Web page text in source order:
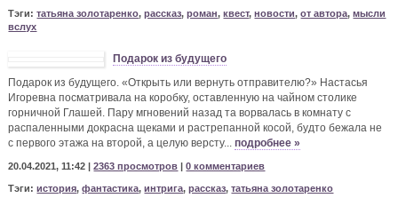
Тэги:татьяна золотаренко,рассказ,роман,квест,новости,от автора,мысли
вслух
Подарок из будущего
Подарок из будущего. «Открыть или вернуть отправителю?» Настасья
Игоревна посматривала на коробку, оставленную на чайном столике
горничной Глашей. Пару мгновений назад та ворвалась в комнату с
распаленными докрасна щеками и растрепанной косой, будто бежала не
с первого этажа на второй, а целую версту...подробнее »
20.04.2021, 11:42 |2363 просмотров |0 комментариев
Тэги:история,фантастика,интрига,рассказ,татьяна золотаренко